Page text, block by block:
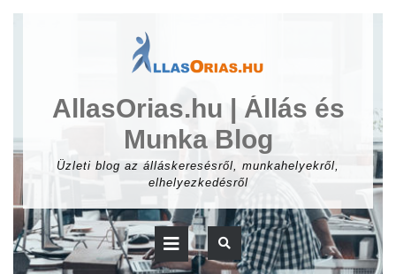
AllasOrias.hu | Állás és
Munka Blog
Üzleti blog az álláskeresésről, munkahelyekről,
elhelyezkedésről
Open